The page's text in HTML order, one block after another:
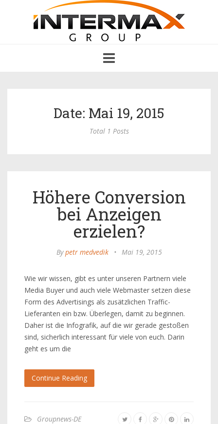
navigation
Date: Mai 19, 2015
Total 1 Posts
Höhere Conversion
bei Anzeigen
erzielen?
Bypetr medvedik • Mai 19, 2015
Wie wir wissen, gibt es unter unseren Partnern viele
Media Buyer und auch viele Webmaster setzen diese
Form des Advertisings als zusätzlichen Traffic-
Lieferanten ein bzw. Überlegen, damit zu beginnen.
Daher ist die Infografik, auf die wir gerade gestoßen
sind, sicherlich interessant für viele von euch. Darin
geht es um die
Continue Reading
Groupnews-DE